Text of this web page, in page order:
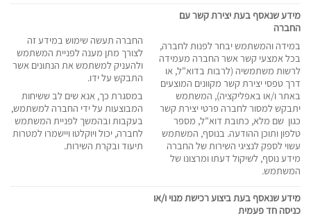
מידע שנאסף בעת יצירת קשר עם
החברה
במידה והמשתמש יבחר לפנות לחברה,
בכל אמצעי קשר אשר החברה מעמידה
לרשות משתמשיה (לרבות בדוא"ל, או
דרך טפסי יצירת קשר מקוונים המוצעים
באתר ו/או באפליקציה), המשתמש
יתבקש למסור לחברה פרטי יצירת קשר
כגון שם מלא, כתובת דוא"ל, מספר
טלפון ותוכן ההודעה. בנוסף, המשתמש
עשוי לספק לנציגי השירות של החברה
מידע נוסף, לשיקול דעתו ומרצונו של
המשתמש.
החברה תעשה שימוש במידע זה
לצורך מתן מענה לפניית המשתמש
ולהעניק למשתמש את הנתונים אשר
התבקש על ידו.
במסגרת כך, אנא שים לב ששיחות
המבוצעות על ידי החברה למשתמש,
בעקבות ובהמשך לפניית המשתמש
לחברה, יכול ויוקלטו ויישמרו למטרות
תיעוד ובקרת השירות.
מידע שנאסף בעת ביצוע רכישת מנוי ו/או
כניסה חד פעמית